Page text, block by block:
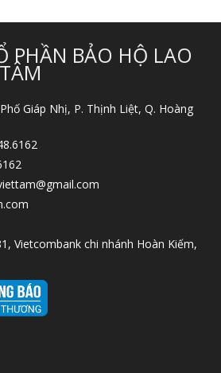
PHẦN BẢO HỘ LAO
Giáp Nhị, P. Thịnh Liệt, Q. Hoàng
Vietcombank chi nhánh Hoàn Kiếm,